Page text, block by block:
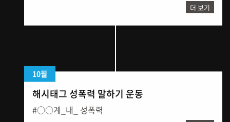
더 보기
10월
해시태그 성폭력 말하기 운동
#○○계_내_ 성폭력